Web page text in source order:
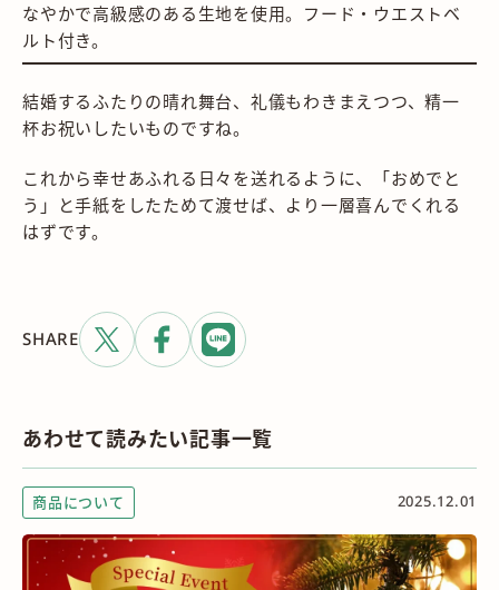
なやかで高級感のある生地を使用。フード・ウエストベ
ルト付き。
結婚するふたりの晴れ舞台、礼儀もわきまえつつ、精一
杯お祝いしたいものですね。
これから幸せあふれる日々を送れるように、「おめでと
う」と手紙をしたためて渡せば、より一層喜んでくれる
はずです。
SHARE
あわせて読みたい記事一覧
商品について 2025.12.01